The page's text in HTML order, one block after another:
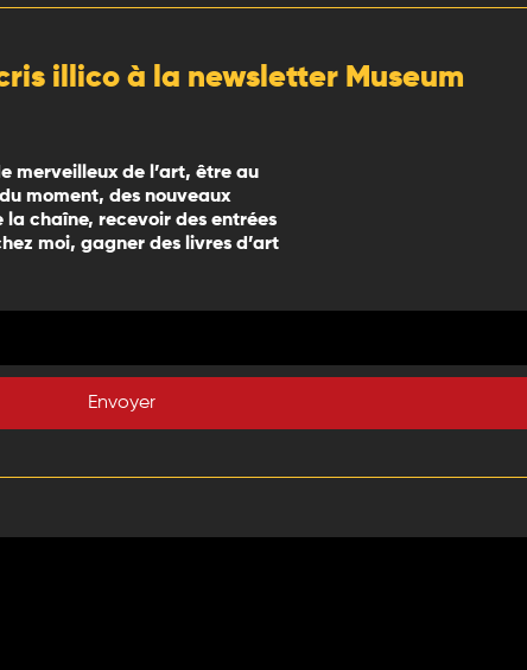
illico à la newsletter Museum
merveilleux de l’art, être au
moment, des nouveaux
chaîne, recevoir des entrées
moi, gagner des livres d’art
Envoyer